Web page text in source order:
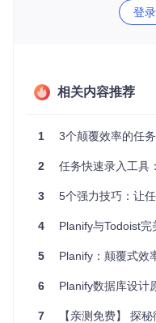
Planify将任务添加流程
。通过全局快捷键
实际效果：从打断到无缝
个bug。使用Planify，你
你可以立即回到代码编
所有待办事项都被妥善记
Planify主界面展示 - 清
场景化应用：四大
会议记录：从被动聆听到
登
相关内容推荐
1 3个颠覆效率的任
2 任务快速录入工具
3 5个强力技巧：让任
4 Planify与Todoist
5 Planify：颠覆式效
6 Planify数据库设计
7 【亲测免费】 探秘御